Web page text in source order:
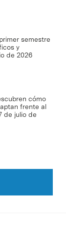
semestre
y
de 2026
cómo
frente al
de julio de